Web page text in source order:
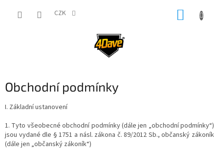
CZK
Obchodní podmínky
I. Základní ustanovení
1. Tyto všeobecné obchodní podmínky (dále jen „obchodní podmínky“)
jsou vydané dle § 1751 a násl. zákona č. 89/2012 Sb., občanský zákoník
(dále jen „občanský zákoník“)